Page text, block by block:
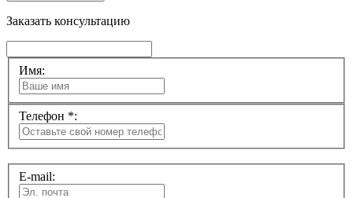
Заказать консультацию
Имя:
Телефон *:
E-mail: